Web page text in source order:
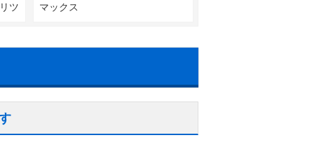
ツ
マックス